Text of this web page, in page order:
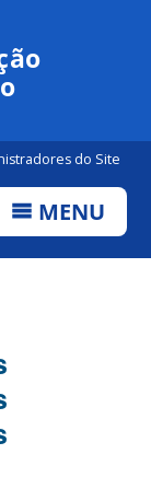
do Site
MENU